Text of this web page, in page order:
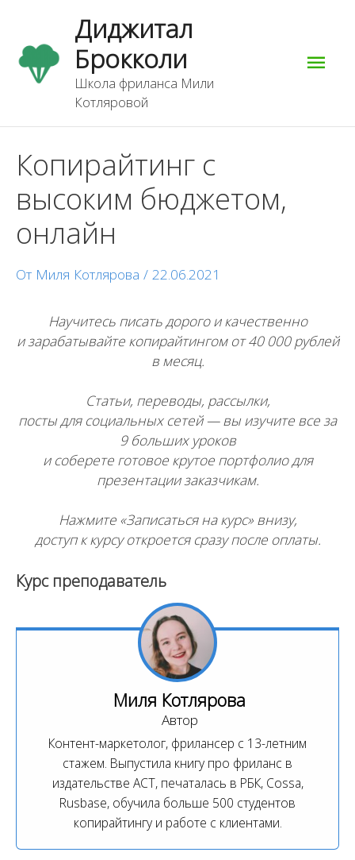
содержимому
Диджитал
Брокколи
Школа фриланса Мили
Котляровой
Копирайтинг с
высоким бюджетом,
онлайн
От Миля Котлярова / 22.06.2021
Научитесь писать дорого и качественно
и зарабатывайте копирайтингом от 40 000 рублей
в месяц.
Статьи, переводы, рассылки,
посты для социальных сетей — вы изучите все за
9 больших уроков
и соберете готовое крутое портфолио для
презентации заказчикам.
Нажмите «Записаться на курс» внизу,
доступ к курсу откроется сразу после оплаты.
Курс преподаватель
Миля Котлярова
Автор
Контент-маркетолог, фрилансер с 13-летним
стажем. Выпустила книгу про фриланс в
издательстве АСТ, печаталась в РБК, Cossa,
Rusbase, обучила больше 500 студентов
копирайтингу и работе с клиентами.
по
записям